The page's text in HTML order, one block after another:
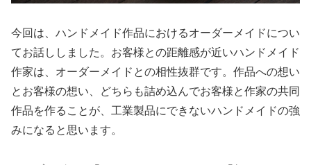
今回は、ハンドメイド作品におけるオーダーメイドについ
てお話ししました。お客様との距離感が近いハンドメイド
作家は、オーダーメイドとの相性抜群です。作品への想い
とお客様の想い、どちらも詰め込んでお客様と作家の共同
作品を作ることが、工業製品にできないハンドメイドの強
みになると思います。